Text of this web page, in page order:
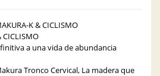
K & CICLISMO
CICLISMO
a una vida de abundancia
Tronco Cervical, La madera que